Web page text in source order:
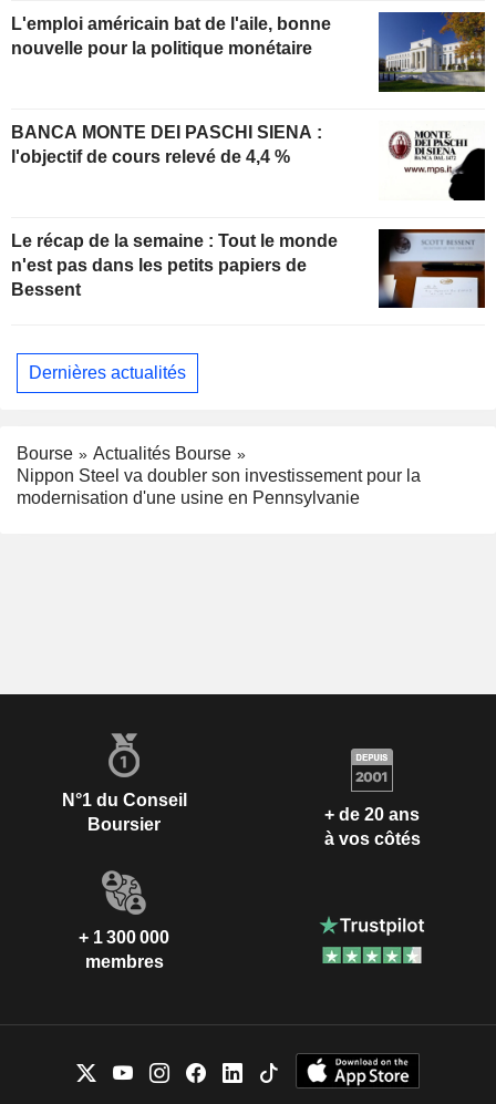
L'emploi américain bat de l'aile, bonne
nouvelle pour la politique monétaire
BANCA MONTE DEI PASCHI SIENA :
l'objectif de cours relevé de 4,4 %
Le récap de la semaine : Tout le monde
n'est pas dans les petits papiers de
Bessent
Dernières actualités
Bourse
Actualités Bourse
Nippon Steel va doubler son investissement pour la
modernisation d'une usine en Pennsylvanie
N°1 du Conseil
Boursier
+ de 20 ans
à vos côtés
+ 1 300 000
membres